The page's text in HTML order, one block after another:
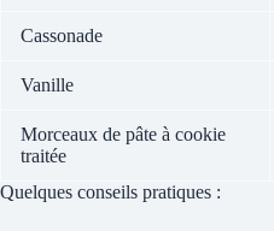
Cassonade
Vanille
Morceaux de pâte à cookie
traitée
Quelques conseils pratiques :